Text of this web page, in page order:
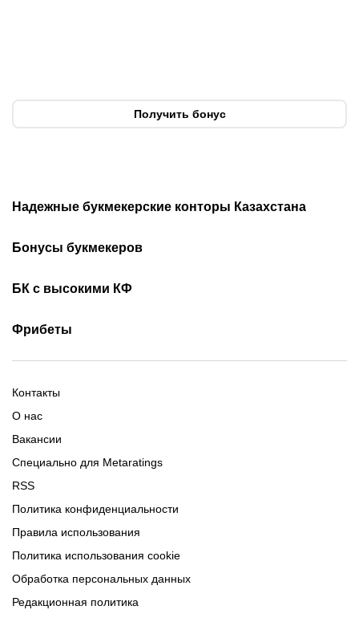
Получить бонус
Надежные букмекерские конторы Казахстана
Бонусы букмекеров
За установку приложения
БК с высокими КФ
Фрибеты
Старым игрокам
Фрибет на День Рождения
Контакты
О нас
Вакансии
Специально для Metaratings
RSS
Политика конфиденциальности
Правила использования
Политика использования cookie
Обработка персональных данных
Редакционная политика